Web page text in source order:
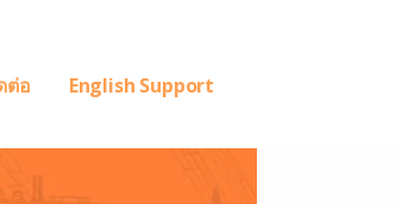
ต่อ English Support